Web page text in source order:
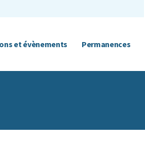
et évènements Permanences